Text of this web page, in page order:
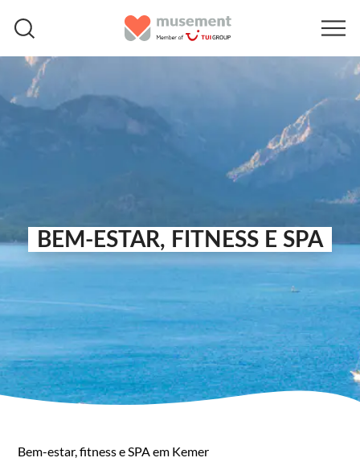
BEM-ESTAR, FITNESS E SPA
Bem-estar, fitness e SPA em Kemer